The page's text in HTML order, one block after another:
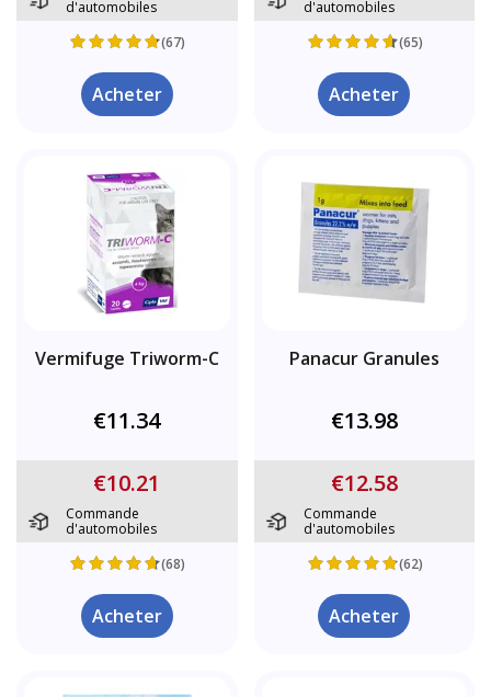
d'automobiles
(67)
Acheter
d'automobiles
(65)
Acheter
Vermifuge Triworm-C
€11.34
€10.21
Commande
d'automobiles
(68)
Acheter
Panacur Granules
€13.98
€12.58
Commande
d'automobiles
(62)
Acheter